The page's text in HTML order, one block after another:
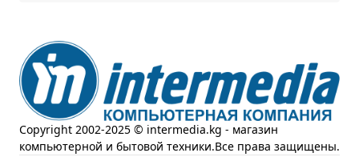
Copyright 2002-2025 © intermedia.kg - магазин
компьютерной и бытовой техники.Все права защищены.